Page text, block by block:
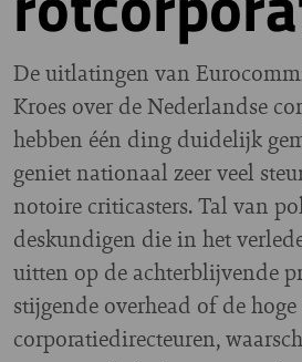
De uitlatingen van
Kroes over de Nederlandse
hebben één ding duidelijk
geniet nationaal zeer veel
notoire criticasters. Tal van
deskundigen die in het
uitten op de achterblijvende
stijgende overhead of de
corporatiedirecteuren,